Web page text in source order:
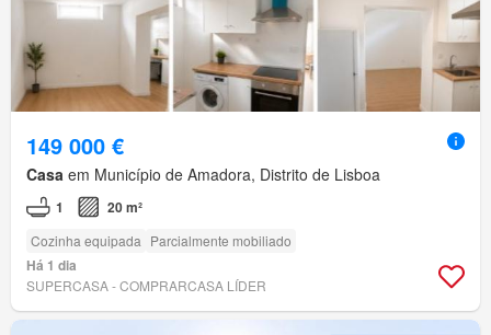
149 000 €
Casa em Município de Amadora, Distrito de Lisboa
1 20 m²
Cozinha equipada Parcialmente mobiliado
Há 1 dia
SUPERCASA - COMPRARCASA LÍDER